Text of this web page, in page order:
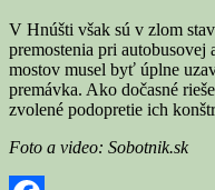
V Hnúšti však sú v zlom
premostenia pri autobusovej
mostov musel byť úplne
premávka. Ako dočasné
zvolené podopretie ich
Foto a video: Sobotnik.sk